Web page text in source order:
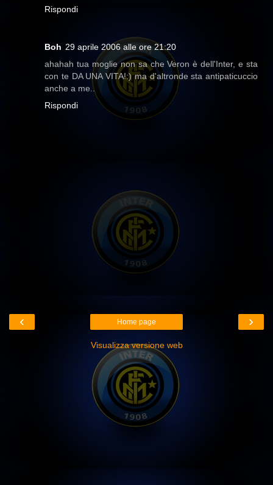
Rispondi
Boh 29 aprile 2006 alle ore 21:20
ahahah tua moglie non sa che Veron è dell'Inter, e sta
con te DA UNA VITA!:) ma d'altronde sta antipaticuccio
anche a me..
Rispondi
‹ ›
Home page
Visualizza versione web